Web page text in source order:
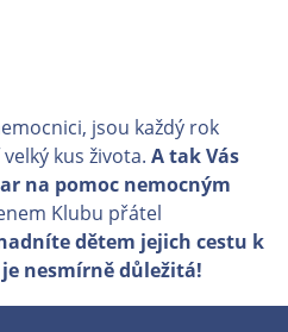
jsou každý rok
kus života. A tak Vás
na pomoc nemocným
Klubu přátel
dětem jejich cestu k
nesmírně důležitá!